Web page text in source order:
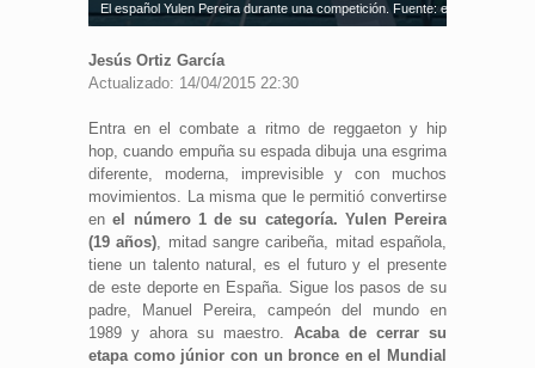
El español Yulen Pereira durante una competición. Fuente: esgrima.es
Jesús Ortiz García
Actualizado: 14/04/2015 22:30
Entra en el combate a ritmo de reggaeton y hip
hop, cuando empuña su espada dibuja una esgrima
diferente, moderna, imprevisible y con muchos
movimientos. La misma que le permitió convertirse
enel número 1 de su categoría. Yulen Pereira
(19 años), mitad sangre caribeña, mitad española,
tiene un talento natural, es el futuro y el presente
de este deporte en España. Sigue los pasos de su
padre, Manuel Pereira, campeón del mundo en
1989 y ahora su maestro. Acaba de cerrar su
etapa como júnior con un bronce en el Mundial